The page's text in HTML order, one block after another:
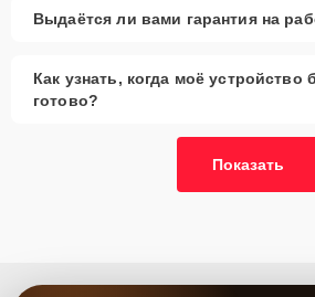
Выдаётся ли вами гарантия на
Как узнать, когда моё устройство
готово?
Показать